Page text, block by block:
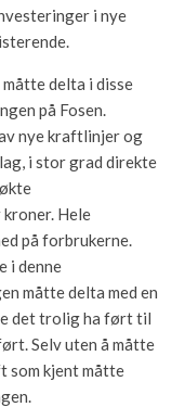
i nye
delta i disse
på Fosen.
nye kraftlinjer og
i stor grad direkte
Hele
på forbrukerne.
i denne
måtte delta med en
det trolig ha ført til
Selv uten å måtte
som kjent måtte